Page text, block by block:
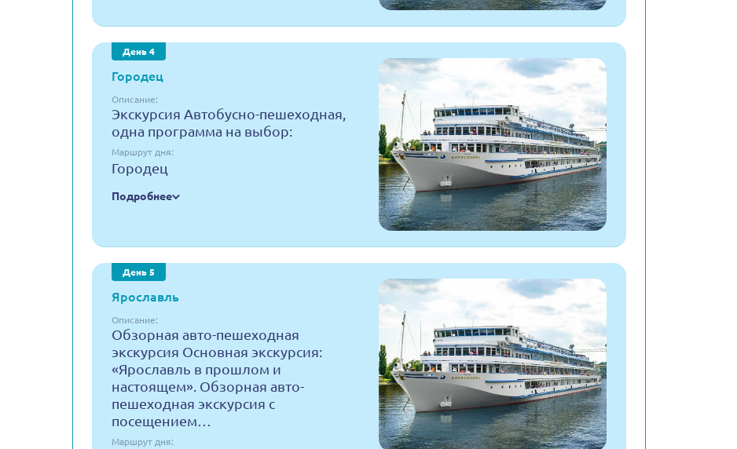
День 4
Городец
Описание:
Экскурсия Автобусно-пешеходная,
одна программа на выбор:
Маршрут дня:
Городец
Подробнее
День 5
Ярославль
Описание:
Обзорная авто-пешеходная
экскурсия Основная экскурсия:
«Ярославль в прошлом и
настоящем». Обзорная авто-
пешеходная экскурсия с
посещением…
Маршрут дня: